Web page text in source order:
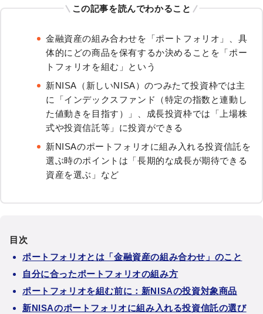
この記事を読んでわかること
金融資産の組み合わせを「ポートフォリオ」、具
体的にどの商品を保有するか決めることを「ポー
トフォリオを組む」という
新NISA（新しいNISA）のつみたて投資枠では主
に「インデックスファンド（特定の指数と連動し
た値動きを目指す）」、成長投資枠では「上場株
式や投資信託等」に投資ができる
新NISAのポートフォリオに組み入れる投資信託を
選ぶ時のポイントは「長期的な成長が期待できる
資産を選ぶ」など
目次
ポートフォリオとは「金融資産の組み合わせ」のこと
自分に合ったポートフォリオの組み方
ポートフォリオを組む前に：新NISAの投資対象商品
新NISAのポートフォリオに組み入れる投資信託の選び